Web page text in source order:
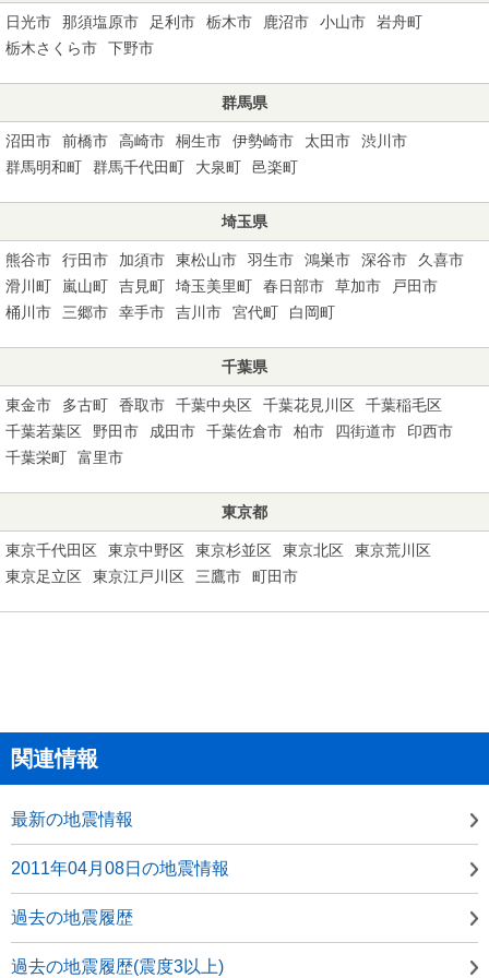
日光市 那須塩原市 足利市 栃木市 鹿沼市 小山市
岩舟町
栃木さくら市
下野市
群馬県
沼田市 前橋市 高崎市 桐生市 伊勢崎市 太田市
渋川市
群馬明和町
群馬千代田町 大泉町 邑楽町
埼玉県
熊谷市 行田市 加須市 東松山市 羽生市 鴻巣市 深谷市
久喜市
滑川町
嵐山町 吉見町 埼玉美里町 春日部市 草加市
戸田市
桶川市
三郷市 幸手市 吉川市 宮代町 白岡町
千葉県
東金市 多古町 香取市 千葉中央区 千葉花見川区
千葉稲毛区
千葉若葉区
野田市 成田市 千葉佐倉市 柏市 四街道市
印西市
千葉栄町
富里市
東京都
東京千代田区 東京中野区 東京杉並区 東京北区
東京荒川区
東京足立区
東京江戸川区 三鷹市 町田市
関連情報
最新の地震情報
2011年04月08日の地震情報
過去の地震履歴
過去の地震履歴(震度3以上)